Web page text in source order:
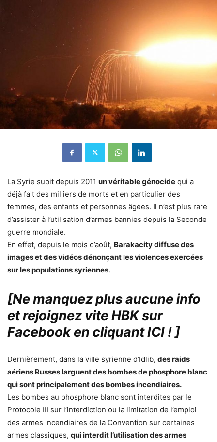
La Syrie subit depuis 2011 un véritable génocide qui a
déjà fait des milliers de morts et en particulier des
femmes, des enfants et personnes âgées. Il n’est plus rare
d’assister à l’utilisation d’armes bannies depuis la Seconde
guerre mondiale.
En effet, depuis le mois d’août, Barakacity diffuse des
images et des vidéos dénonçant les violences exercées
sur les populations syriennes.
[Ne manquez plus aucune info
et rejoignez vite HBK sur
Facebook en cliquant ICI ! ]
Dernièrement, dans la ville syrienne d’Idlib, des raids
aériens Russes larguent des bombes de phosphore blanc
qui sont principalement des bombes incendiaires.
Les bombes au phosphore blanc sont interdites par le
Protocole III sur l’interdiction ou la limitation de l’emploi
des armes incendiaires de la Convention sur certaines
armes classiques, qui interdit l’utilisation des armes